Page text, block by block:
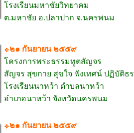
โรงเรียนมหาชัยวิทยาคม
ต.มหาชัย อ.ปลาปาก จ.นครพนม
๒๑ กันยายน ๒๕๕๙
โครงการพระธรรมทูตสัญจร
สัญจร สุขกาย สุขใจ ฟังเทศน์ ปฏิบัติธ
โรงเรียนนาหว้า ตำบลนาหว้า
อำเภอนาหว้า จังหวัดนครพนม
๒๑ กันยายน ๒๕๕๙